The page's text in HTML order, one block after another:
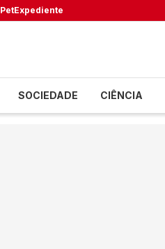
PetExpediente
SOCIEDADE CIÊNCIA